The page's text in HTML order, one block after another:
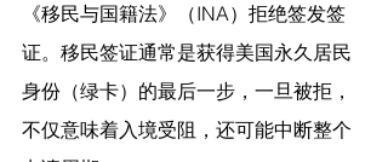
《移民与国籍法》（INA）拒绝签发签
证。移民签证通常是获得美国永久居民
身份（绿卡）的最后一步，一旦被拒，
不仅意味着入境受阻，还可能中断整个